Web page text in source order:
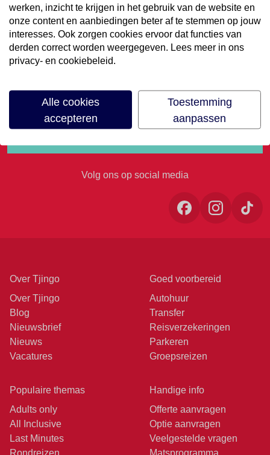
volgende vakantie
Meld je aan voor onze nieuwsbrief
Volg ons op social media
Over Tjingo
Over Tjingo
Blog
Nieuwsbrief
Nieuws
Vacatures
Goed voorbereid
Autohuur
Transfer
Reisverzekeringen
Parkeren
Groepsreizen
Populaire themas
Adults only
All Inclusive
Last Minutes
Rondreizen
Handige info
Offerte aanvragen
Optie aanvragen
Veelgestelde vragen
Matsprogramma
werken, inzicht te krijgen in het gebruik van de website en
onze content en aanbiedingen beter af te stemmen op jouw
interesses. Ook zorgen cookies ervoor dat functies van
derden correct worden weergegeven. Lees meer in ons
privacy- en cookiebeleid.
Alle cookies
accepteren
Toestemming
aanpassen